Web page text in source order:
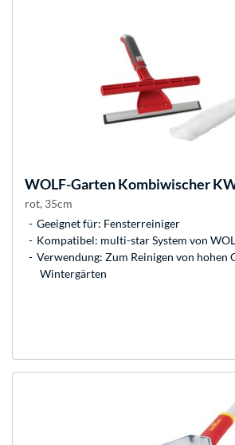
WOLF-GartenKombiwischer
rot, 35cm
Geeignet für: Fensterreiniger
Kompatibel: multi-star System von
Verwendung: Zum Reinigen von hohen
Wintergärten